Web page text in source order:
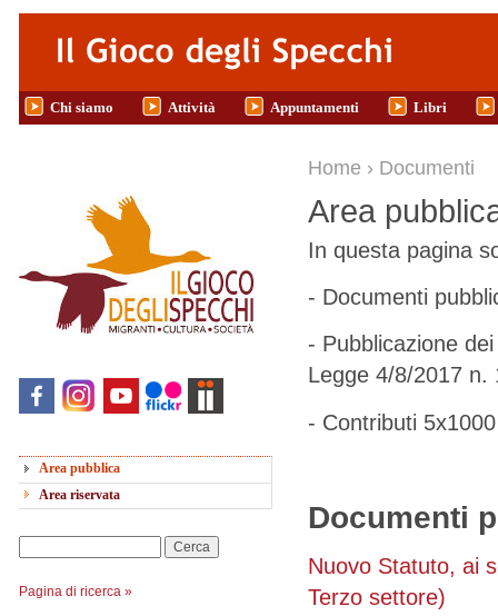
Salta al contenuto principale
Chi siamo Attività Appuntamenti Libri
Area pubblica
Area riservata
Pagina di ricerca »
Tu sei qui
Home › Documenti
Area
In questa pagina
- Documenti
- Pubblicazione
Legge 4/8/2017 n.
- Contributi
Documenti
Nuovo Statuto, ai
Terzo settore)